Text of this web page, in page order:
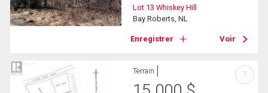
Lot 13 Whiskey Hill
Bay Roberts, NL
Enregistrer Voir
Terrain ?